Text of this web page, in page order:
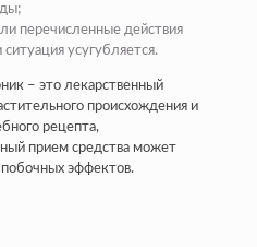
перечисленные действия
усугубляется.
– это лекарственный
происхождения и
рецепта,
прием средства может
побочных эффектов.